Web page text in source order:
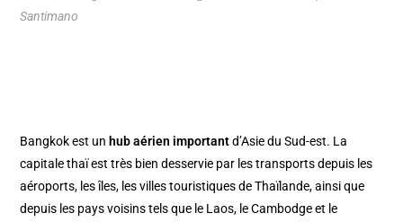
Santimano
Bangkok est un hub aérien importantd’Asie du Sud-est. La
capitale thaï est très bien desservie par les transports depuis les
aéroports, les îles, les villes touristiques de Thaïlande, ainsi que
depuis les pays voisins tels que le Laos, le Cambodge et le